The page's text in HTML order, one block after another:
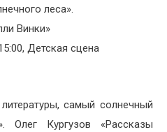
леса».
Винки»
Детская сцена
самый солнечный
Олег Кургузов «Рассказы